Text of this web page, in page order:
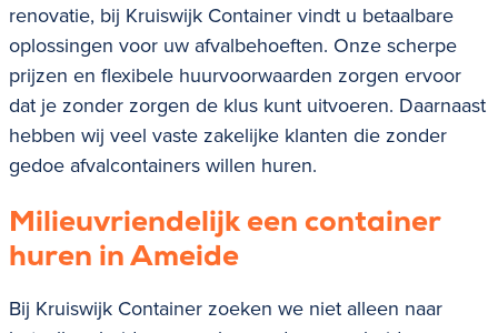
renovatie, bij Kruiswijk Container vindt u betaalbare
oplossingen voor uw afvalbehoeften. Onze scherpe
prijzen en flexibele huurvoorwaarden zorgen ervoor
dat je zonder zorgen de klus kunt uitvoeren. Daarnaast
hebben wij veel vaste zakelijke klanten die zonder
gedoe afvalcontainers willen huren.
Milieuvriendelijk een container
huren in Ameide
Bij Kruiswijk Container zoeken we niet alleen naar